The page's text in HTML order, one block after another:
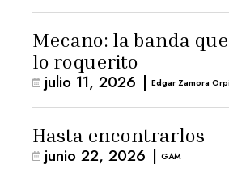
Mecano: la banda
lo roquerito
julio 11, 2026 | Edgar Zamora
Hasta encontrarlos
junio 22, 2026 | GAM